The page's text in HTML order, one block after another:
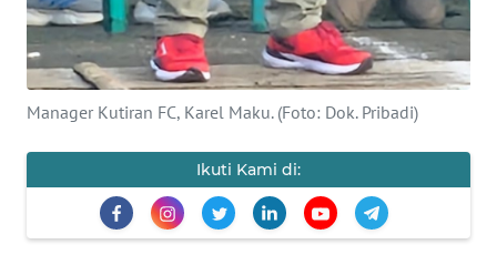
Manager Kutiran FC, Karel Maku. (Foto: Dok. Pribadi)
Ikuti Kami di:
DISCLAIMER
News